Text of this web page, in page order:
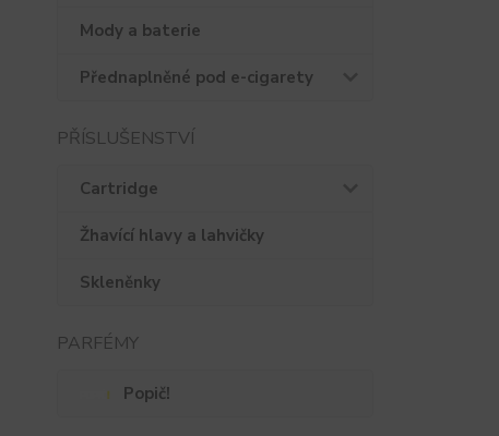
Mody a baterie
Přednaplněné pod e-cigarety
PŘÍSLUŠENSTVÍ
Cartridge
Žhavící hlavy a lahvičky
Skleněnky
PARFÉMY
Popič!